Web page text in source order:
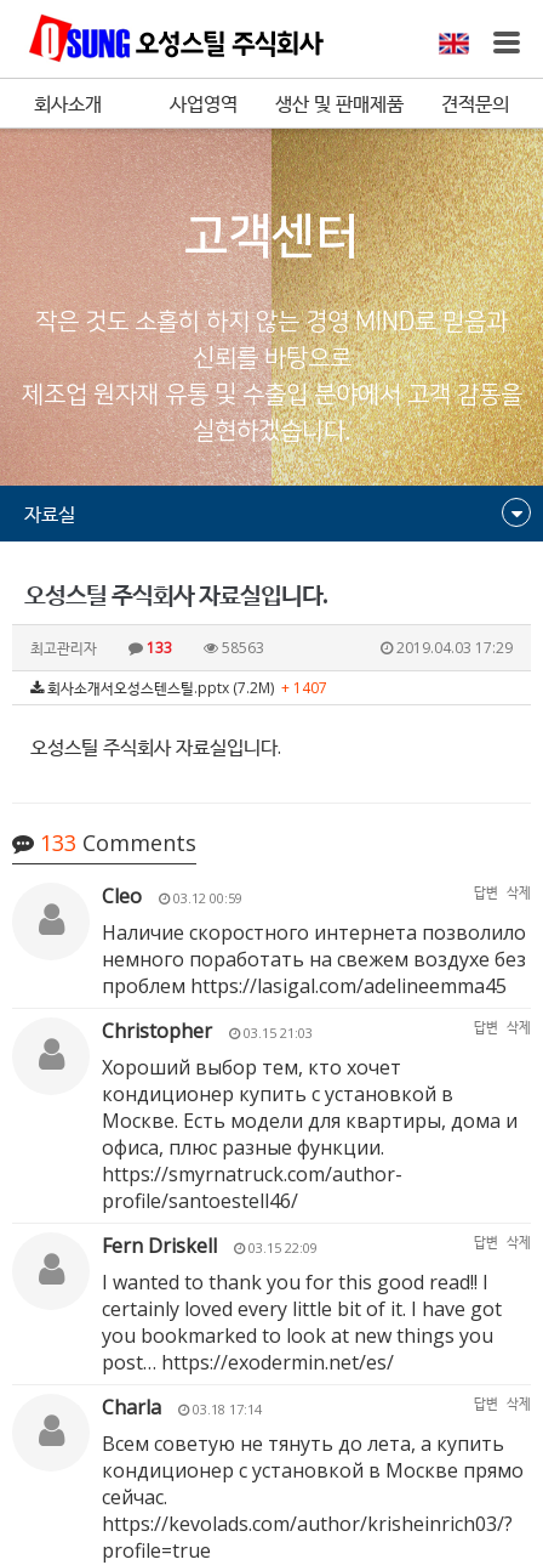
회사소개 사업영역 생산 및 판매제품 견적문의
고객센터
작은 것도 소홀히 하지 않는 경영 MIND로 믿음과
신뢰를 바탕으로
제조업 원자재 유통 및 수출입 분야에서 고객 감동을
실현하겠습니다.
자료실
오성스틸 주식회사 자료실입니다.
최고관리자 133 58563
2019.04.03 17:29
회사소개서오성스텐스틸.pptx (7.2M) + 1407
오성스틸 주식회사 자료실입니다.
133 Comments
Cleo 03.12 00:59 답변 삭제
Наличие скоростного интернета позволило
немного поработать на свежем воздухе без
проблем https://lasigal.com/adelineemma45
Christopher
03.15 21:03 답변 삭제
Хороший выбор тем, кто хочет
кондиционер купить с установкой в
Москве. Есть модели для квартиры, дома и
офиса, плюс разные функции.
https://smyrnatruck.com/author-
profile/santoestell46/
Fern Driskell
03.15 22:09 답변 삭제
I wanted to thank you for this good read!! I
certainly loved every little bit of it. I have got
you bookmarked to look at new things you
post… https://exodermin.net/es/
Charla
03.18 17:14 답변 삭제
Всем советую не тянуть до лета, а купить
кондиционер с установкой в Москве прямо
сейчас.
https://kevolads.com/author/krisheinrich03/?
profile=true